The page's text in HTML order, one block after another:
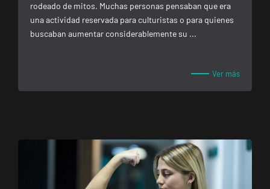
rodeado de mitos. Muchas personas pensaban que era
una actividad reservada para culturistas o para quienes
buscaban aumentar considerablemente su ...
Ver más